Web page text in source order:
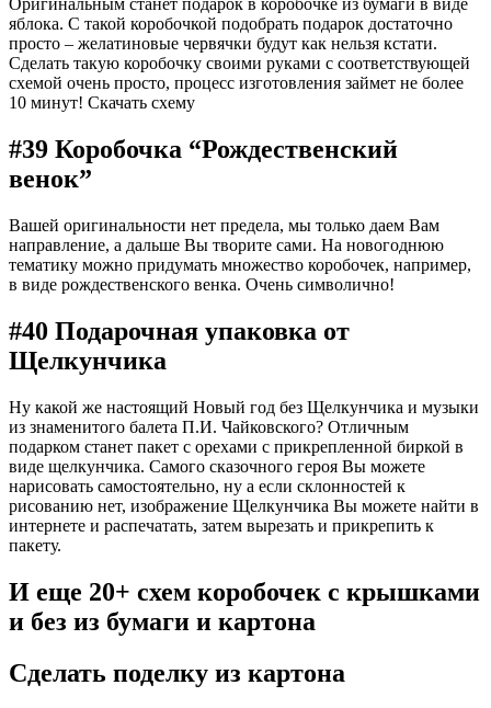
Оригинальным станет подарок в коробочке из бумаги в виде
яблока. С такой коробочкой подобрать подарок достаточно
просто – желатиновые червячки будут как нельзя кстати.
Сделать такую коробочку своими руками с соответствующей
схемой очень просто, процесс изготовления займет не более
10 минут! Скачать схему
#39 Коробочка “Рождественский
венок”
Вашей оригинальности нет предела, мы только даем Вам
направление, а дальше Вы творите сами. На новогоднюю
тематику можно придумать множество коробочек, например,
в виде рождественского венка. Очень символично!
#40 Подарочная упаковка от
Щелкунчика
Ну какой же настоящий Новый год без Щелкунчика и музыки
из знаменитого балета П.И. Чайковского? Отличным
подарком станет пакет с орехами с прикрепленной биркой в
виде щелкунчика. Самого сказочного героя Вы можете
нарисовать самостоятельно, ну а если склонностей к
рисованию нет, изображение Щелкунчика Вы можете найти в
интернете и распечатать, затем вырезать и прикрепить к
пакету.
И еще 20+ схем коробочек с крышками
и без из бумаги и картона
Сделать поделку из картона